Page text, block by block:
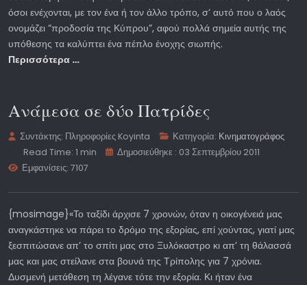
όσοι ενέχονται, με τον ένα ή τον άλλο τρόπο, σ‘ αυτό που ο λαός
ονομάζει “προδοσία της Κύπρου”, αφού πολλά σημεία αυτής της
υπόθεσης τα καλύπτει ένα πέπλο ένοχης σιωπής.
Περισσότερα …
Ανάμεσα σε δύο Πατρίδες
Συντάκτης: Πληροφορίες Koyinta Κατηγορία: Κινηματογράφος
Read Time: 1 min
Δημοσιεύθηκε : 03 Σεπτεμβρίου 2011
Εμφανίσεις: 7107
{mosimage}«Το ταξίδι άρχισε 7 χρονών, όταν η οικογένειά μας
αναγκάστηκε να πάρει το δρόμο της εξορίας, επί χούντας, γιατί μας
ξεσπιτώσανε απ’ το σπίτι μας στο Ξυλόκαστρο κι απ’ τη θάλασσά
μας και μας στείλανε στα βουνά της Τρίπολης για 7 χρόνια.
Δυσμενή μετάθεση τη λέγανε τότε την εξορία. Κι ήταν ένα